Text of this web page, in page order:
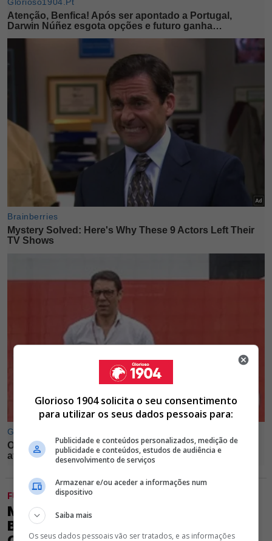
FUTEBOL
MÁ NOTÍCIA! EXCEDENTÁRIO DO
BENFICA VÊ PORTA FECHAR-SE E RUI
Glorioso 1904 solicita o seu consentimento
para utilizar os seus dados pessoais para:
Publicidade e conteúdos personalizados, medição de
publicidade e conteúdos, estudos de audiência e
desenvolvimento de serviços
Armazenar e/ou aceder a informações num
dispositivo
Saiba mais
Os seus dados pessoais vão ser tratados, e as informações